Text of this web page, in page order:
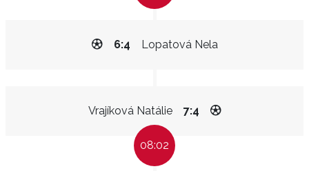
Lopatová Nela
6:4
Vrajíková Natálie 7:4
08:02